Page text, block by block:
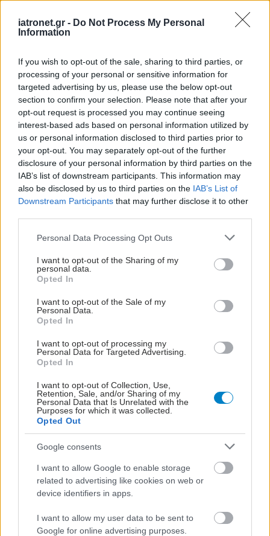
iatronet.gr - Do Not Process My Personal
Information
If you wish to opt-out of the sale, sharing to third parties, or
processing of your personal or sensitive information for
targeted advertising by us, please use the below opt-out
section to confirm your selection. Please note that after your
opt-out request is processed you may continue seeing
interest-based ads based on personal information utilized by
us or personal information disclosed to third parties prior to
your opt-out. You may separately opt-out of the further
disclosure of your personal information by third parties on the
IAB’s list of downstream participants. This information may
also be disclosed by us to third parties on the IAB’s List of
Downstream Participants that may further disclose it to other
Please note that this website/app uses one or more Google
not limited to your visit or usage behaviour. You may click to
grant or deny consent to Google and its third-party tags to
use your data for below specified purposes in below Google
consent section.
Personal Data Processing Opt Outs
I want to opt-out of the Sharing of my
personal data.
Opted In
I want to opt-out of the Sale of my
Personal Data.
Opted In
I want to opt-out of processing my
Personal Data for Targeted Advertising.
Opted In
I want to opt-out of Collection, Use,
Retention, Sale, and/or Sharing of my
Personal Data that Is Unrelated with the
Purposes for which it was collected.
Opted Out
Google consents
I want to allow Google to enable storage
related to advertising like cookies on web or
device identifiers in apps.
I want to allow my user data to be sent to
Google for online advertising purposes.